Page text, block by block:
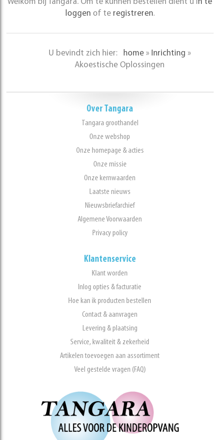
Welkom bij Tangara. Om te kunnen bestellen dient u in te
loggen of te registreren.
U bevindt zich hier: home » Inrichting »
Akoestische Oplossingen
Over Tangara
Tangara groothandel
Onze webshop
Onze homepage & acties
Onze missie
Onze kernwaarden
Laatste nieuws
Nieuwsbriefarchief
Algemene Voorwaarden
Privacy policy
Klantenservice
Klant worden
Inlog opties & facturatie
Hoe kan ik producten bestellen
Contact & aanvragen
Levering & plaatsing
Service, kwaliteit & zekerheid
Artikelen toevoegen aan assortiment
Veel gestelde vragen (FAQ)